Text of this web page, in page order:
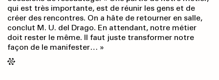
qui est très importante, est de réunir les gens et de
créer des rencontres. On a hâte de retourner en salle,
conclut M. U. del Drago. En attendant, notre métier
doit rester le même. Il faut juste transformer notre
façon de le manifester… »